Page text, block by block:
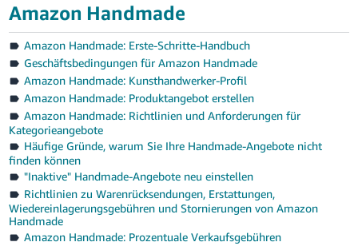
Amazon Handmade
Amazon Handmade: Erste-Schritte-Handbuch
Geschäftsbedingungen für Amazon Handmade
Amazon Handmade: Kunsthandwerker-Profil
Amazon Handmade: Produktangebot erstellen
Amazon Handmade: Richtlinien und Anforderungen für
Kategorieangebote
Häufige Gründe, warum Sie Ihre Handmade-Angebote nicht
finden können
"Inaktive" Handmade-Angebote neu einstellen
Richtlinien zu Warenrücksendungen, Erstattungen,
Wiedereinlagerungsgebühren und Stornierungen von Amazon
Handmade
Amazon Handmade: Prozentuale Verkaufsgebühren